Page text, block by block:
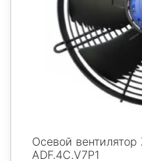
Осевой
ADF.4C.V7P1